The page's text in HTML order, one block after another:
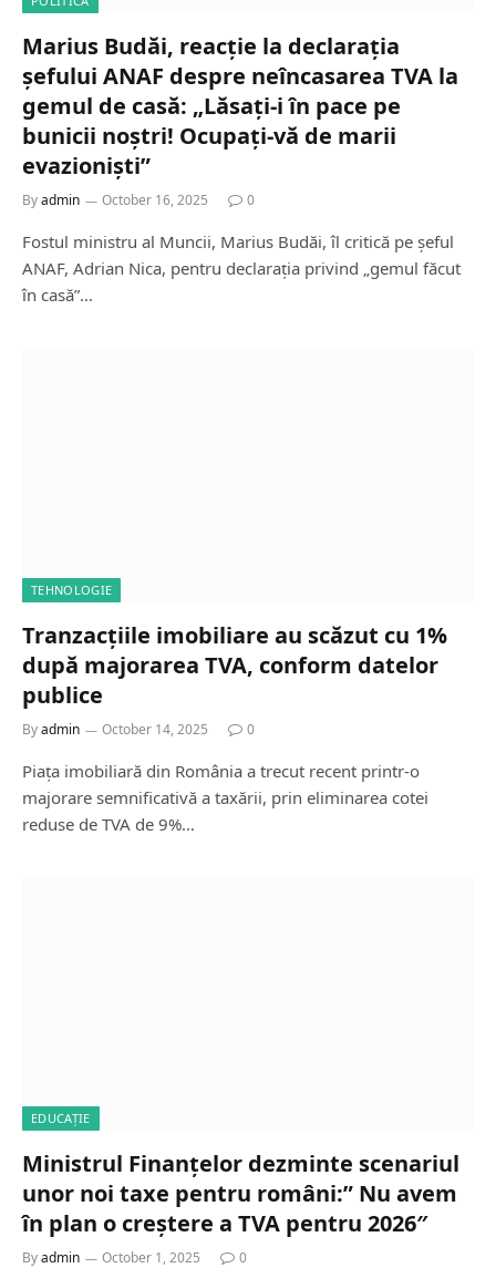
Marius Budăi, reacție la declarația
șefului ANAF despre neîncasarea TVA la
gemul de casă: „Lăsați-i în pace pe
bunicii noștri! Ocupați-vă de marii
evazioniști”
Byadmin October 16, 2025 0
Fostul ministru al Muncii, Marius Budăi, îl critică pe șeful
ANAF, Adrian Nica, pentru declarația privind „gemul făcut
în casă”…
TEHNOLOGIE
Tranzacțiile imobiliare au scăzut cu 1%
după majorarea TVA, conform datelor
publice
Byadmin October 14, 2025 0
Piața imobiliară din România a trecut recent printr-o
majorare semnificativă a taxării, prin eliminarea cotei
reduse de TVA de 9%…
EDUCAȚIE
Ministrul Finanțelor dezminte scenariul
unor noi taxe pentru români:” Nu avem
în plan o creștere a TVA pentru 2026″
Byadmin October 1, 2025 0